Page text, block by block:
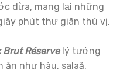
dừa, mang lại những
phút thư giãn thú vị.
Brut Réservelý tưởng
như hàu, salaă,